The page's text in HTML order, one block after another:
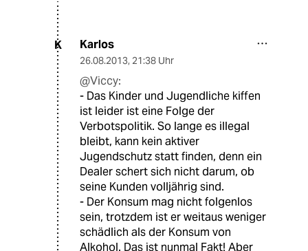
K Karlos
26.08.2013, 21:38 Uhr
@Viccy:
- Das Kinder und Jugendliche kiffen
ist leider ist eine Folge der
Verbotspolitik. So lange es illegal
bleibt, kann kein aktiver
Jugendschutz statt finden, denn ein
Dealer schert sich nicht darum, ob
seine Kunden volljährig sind.
- Der Konsum mag nicht folgenlos
sein, trotzdem ist er weitaus weniger
schädlich als der Konsum von
Alkohol. Das ist nunmal Fakt! Aber